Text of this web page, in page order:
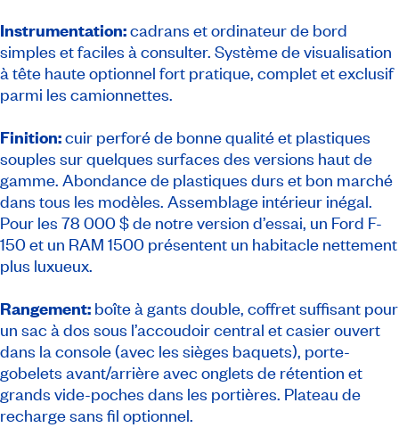
Instrumentation:cadrans et ordinateur de bord
simples et faciles à consulter. Système de visualisation
à tête haute optionnel fort pratique, complet et exclusif
parmi les camionnettes.
Finition:cuir perforé de bonne qualité et plastiques
souples sur quelques surfaces des versions haut de
gamme. Abondance de plastiques durs et bon marché
dans tous les modèles. Assemblage intérieur inégal.
Pour les 78 000 $ de notre version d’essai, un Ford F-
150 et un RAM 1500 présentent un habitacle nettement
plus luxueux.
Rangement: boîte à gants double, coffret suffisant pour
un sac à dos sous l’accoudoir central et casier ouvert
dans la console (avec les sièges baquets), porte-
gobelets avant/arrière avec onglets de rétention et
grands vide-poches dans les portières. Plateau de
recharge sans fil optionnel.